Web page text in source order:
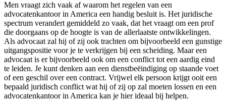
Men vraagt zich vaak af waarom het regelen van een
advocatenkantoor in America een handig besluit is. Het juridische
spectrum verandert gemiddeld zo vaak, dat het vraagt om een prof
die doorgaans op de hoogte is van de allerlaatste ontwikkelingen.
Als advocaat zal hij of zij ook trachten om bijvoorbeeld een gunstige
uitgangspositie voor je te verkrijgen bij een scheiding. Maar een
advocaat is er bijvoorbeeld ook om een conflict tot een aardig eind
te leiden. Je kunt denken aan een dienstbeëindiging op staande voet
of een geschil over een contract. Vrijwel elk persoon krijgt ooit een
bepaald juridisch conflict wat hij of zij op zal moeten lossen en een
advocatenkantoor in America kan je hier ideaal bij helpen.